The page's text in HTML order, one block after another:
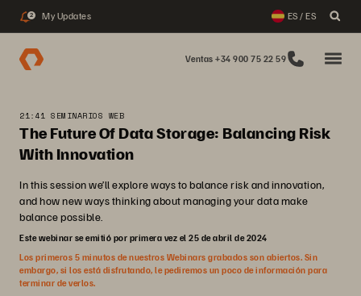
2 My Updates ES / ES
Ventas +34 900 75 22 59
21:41 SEMINARIOS WEB
The Future Of Data Storage: Balancing Risk
With Innovation
In this session we’ll explore ways to balance risk and innovation,
and how new ways thinking about managing your data make
balance possible.
Este webinar se emitió por primera vez el 25 de abril de 2024
Los primeros 5 minutos de nuestros Webinars grabados son abiertos. Sin
embargo, si los está disfrutando, le pediremos un poco de información para
terminar de verlos.